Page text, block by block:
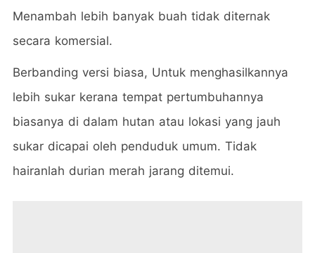
Menambah lebih banyak buah tidak diternak
secara komersial.
Berbanding versi biasa, Untuk menghasilkannya
lebih sukar kerana tempat pertumbuhannya
biasanya di dalam hutan atau lokasi yang jauh
sukar dicapai oleh penduduk umum. Tidak
hairanlah durian merah jarang ditemui.